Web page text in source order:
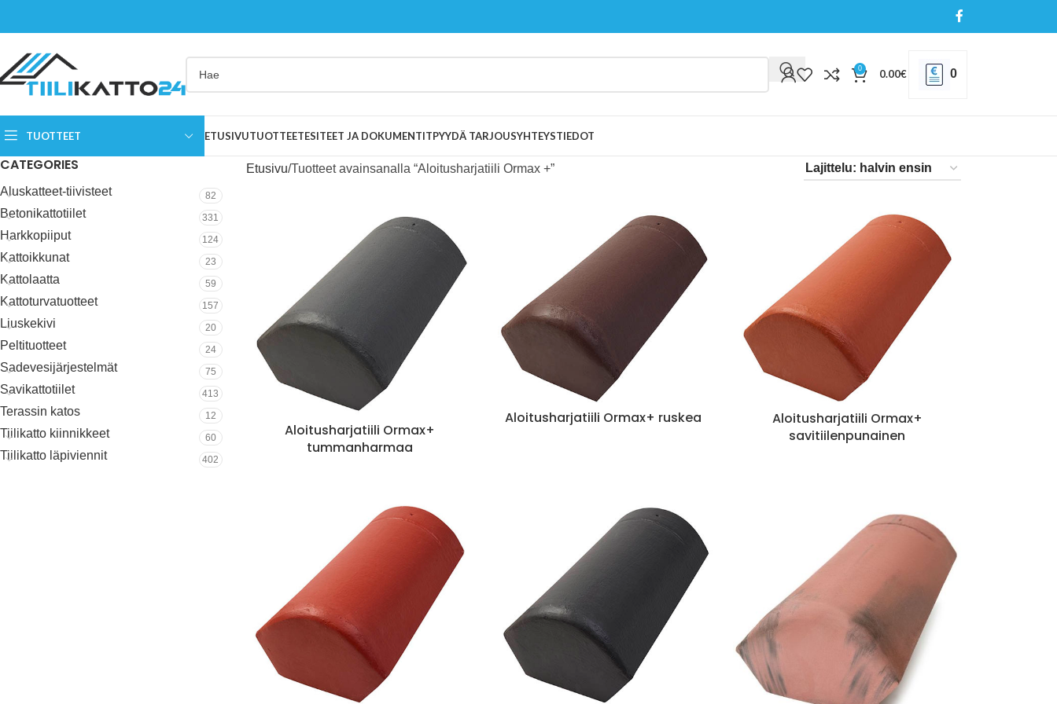
0 0.00€ 0
TUOTTEET ETUSIVUTUOTTEETESITEET JA DOKUMENTITPYYDÄ TARJOUSYHTEYSTIEDOT
CATEGORIES
Aluskatteet-tiivisteet 82
Betonikattotiilet 331
Harkkopiiput 124
Kattoikkunat 23
Kattolaatta 59
Kattoturvatuotteet 157
Liuskekivi 20
Peltituotteet 24
Sadevesijärjestelmät 75
Savikattotiilet 413
Terassin katos 12
Tiilikatto kiinnikkeet 60
Tiilikatto läpiviennit 402
Etusivu Tuotteet avainsanalla “Aloitusharjatiili Ormax +”
Aloitusharjatiili Ormax+
tummanharmaa
Aloitusharjatiili Ormax+ ruskea
Aloitusharjatiili Ormax+
savitiilenpunainen